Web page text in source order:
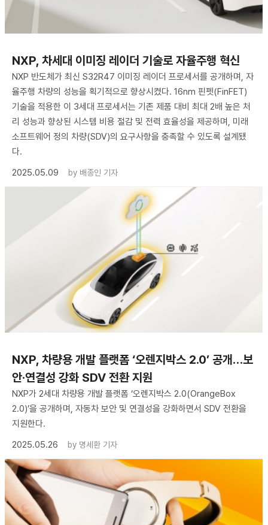
NXP, 차세대 이미징 레이더 기술로 자율주행 혁신
NXP 반도체가 최신 S32R47 이미징 레이더 프로세서를 공개하며, 자
율주행 차량의 성능을 획기적으로 향상시켰다. 16nm 핀펫(FinFET)
기술을 적용한 이 3세대 프로세서는 기존 제품 대비 최대 2배 높은 처
리 성능과 향상된 시스템 비용 절감 및 전력 효율성을 제공하며, 미래
소프트웨어 정의 차량(SDV)의 요구사항을 충족할 수 있도록 설계됐
다.
2025.05.09
by 배종인 기자
NXP, 차량용 개발 플랫폼 ‘오렌지박스 2.0’ 공개…보
안·연결성 강화 SDV 전환 지원
NXP가 2세대 차량용 개발 플랫폼 ‘오렌지박스 2.0(OrangeBox
2.0)’을 공개하며, 자동차 보안 및 연결성을 강화하면서 SDV 전환을
지원한다.
2025.05.26
by 명세환 기자